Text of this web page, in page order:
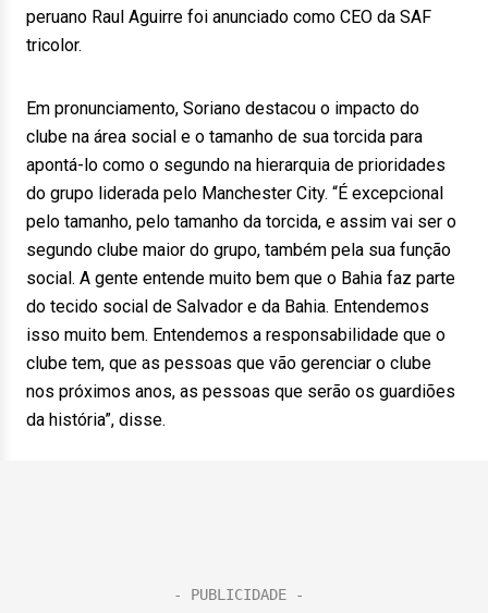
peruano Raul Aguirre foi anunciado como CEO da SAF
tricolor.
Em pronunciamento, Soriano destacou o impacto do
clube na área social e o tamanho de sua torcida para
apontá-lo como o segundo na hierarquia de prioridades
do grupo liderada pelo Manchester City. “É excepcional
pelo tamanho, pelo tamanho da torcida, e assim vai ser o
segundo clube maior do grupo, também pela sua função
social. A gente entende muito bem que o Bahia faz parte
do tecido social de Salvador e da Bahia. Entendemos
isso muito bem. Entendemos a responsabilidade que o
clube tem, que as pessoas que vão gerenciar o clube
nos próximos anos, as pessoas que serão os guardiões
da história”, disse.